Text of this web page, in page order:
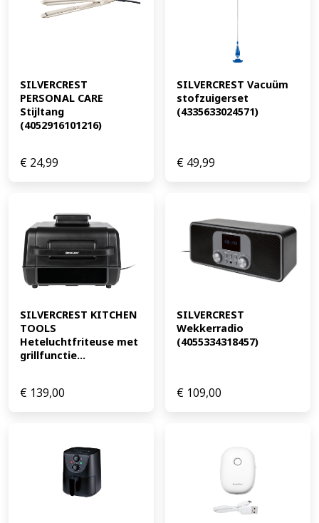
SILVERCREST
PERSONAL CARE
Stijltang
(4052916101216)
€ 24,99
SILVERCREST Vacuüm
stofzuigerset
(4335633024571)
€ 49,99
SILVERCREST KITCHEN
TOOLS
Heteluchtfriteuse met
grillfunctie...
€ 139,00
SILVERCREST
Wekkerradio
(4055334318457)
€ 109,00